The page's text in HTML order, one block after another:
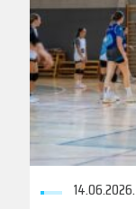
14.06.2026.